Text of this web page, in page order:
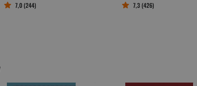
7,0 (244) 7,3 (426)